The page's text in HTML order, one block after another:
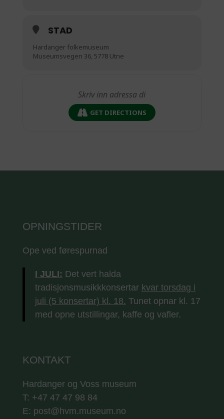
STAD
Hardanger folkemuseum
Museumsvegen 36, 5778 Utne
GET DIRECTIONS
OPNINGSTIDER
Ope ved førespurnad
I JULI: Det vert halda
tradisjonsmusikkkonsertar kvar torsdag i
juli (5 konsertar) kl. 18. Tunet opnar kl. 17
med opne utstillingar, kaffe og vafler.
KONTAKT
Hardanger og Voss museum
T: +47 47 47 98 84
E: post@hvm.museum.no